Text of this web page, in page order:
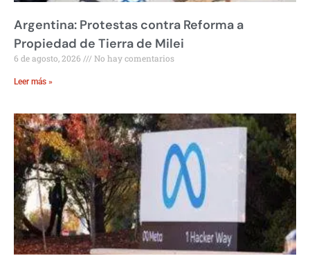
Argentina: Protestas contra Reforma a
Propiedad de Tierra de Milei
6 de agosto, 2026 No hay comentarios
Leer más »